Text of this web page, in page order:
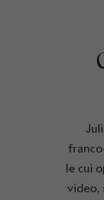
le cui
video,